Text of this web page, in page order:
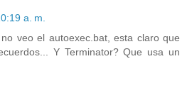
a. m.
veo el autoexec.bat, esta claro que
Y Terminator? Que usa un